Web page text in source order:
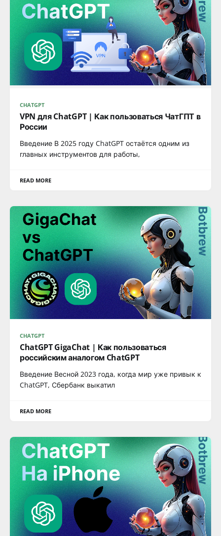
CHATGPT
VPN для ChatGPT | Как пользоваться ЧатГПТ в
России
Введение В 2025 году ChatGPT остаётся одним из
главных инструментов для работы,
READ MORE
CHATGPT
ChatGPT GigaChat | Как пользоваться
российским аналогом ChatGPT
Введение Весной 2023 года, когда мир уже привык к
ChatGPT, Сбербанк выкатил
READ MORE